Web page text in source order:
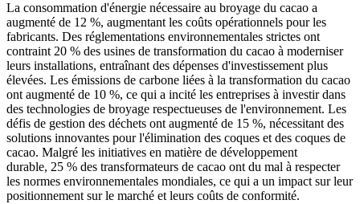
La consommation d'énergie nécessaire au broyage du cacao a
augmenté de 12 %, augmentant les coûts opérationnels pour les
fabricants. Des réglementations environnementales strictes ont
contraint 20 % des usines de transformation du cacao à moderniser
leurs installations, entraînant des dépenses d'investissement plus
élevées. Les émissions de carbone liées à la transformation du cacao
ont augmenté de 10 %, ce qui a incité les entreprises à investir dans
des technologies de broyage respectueuses de l'environnement. Les
défis de gestion des déchets ont augmenté de 15 %, nécessitant des
solutions innovantes pour l'élimination des coques et des coques de
cacao. Malgré les initiatives en matière de développement
durable, 25 % des transformateurs de cacao ont du mal à respecter
les normes environnementales mondiales, ce qui a un impact sur leur
positionnement sur le marché et leurs coûts de conformité.